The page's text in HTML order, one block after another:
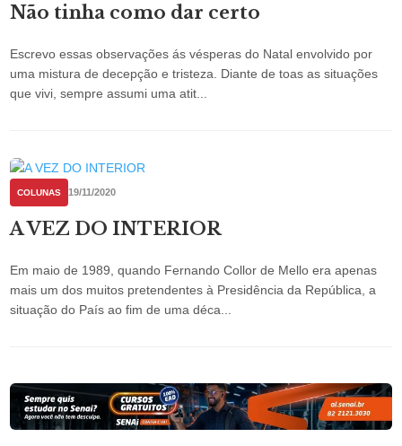
Não tinha como dar certo
Escrevo essas observações ás vésperas do Natal envolvido por
uma mistura de decepção e tristeza. Diante de toas as situações
que vivi, sempre assumi uma atit...
COLUNAS 19/11/2020
A VEZ DO INTERIOR
Em maio de 1989, quando Fernando Collor de Mello era apenas
mais um dos muitos pretendentes à Presidência da República, a
situação do País ao fim de uma déca...